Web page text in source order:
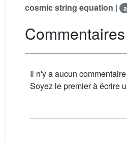
cosmic string equation |
Commentaires
Il n'y a aucun
Soyez le premier à écrire